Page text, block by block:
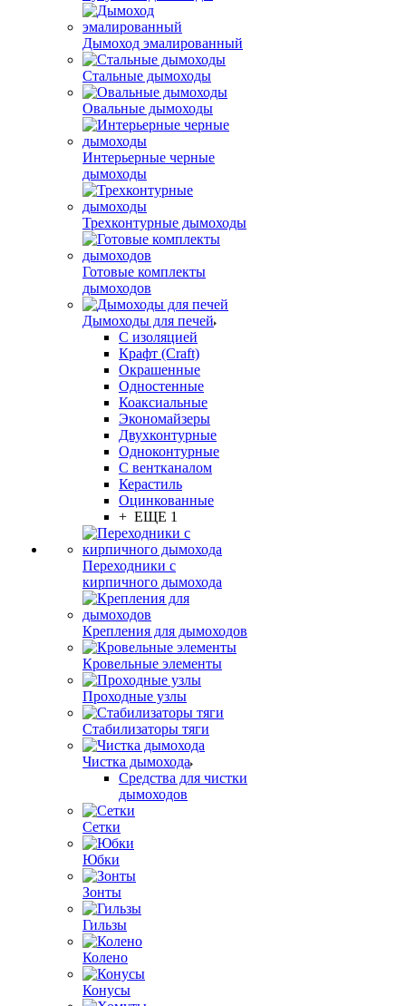
Дымоход эмалированный
Стальные дымоходы
Овальные дымоходы
Интерьерные черные
дымоходы
Трехконтурные дымоходы
Готовые комплекты
дымоходов
Дымоходы для печей
С изоляцией
Крафт (Craft)
Окрашенные
Одностенные
Коаксиальные
Экономайзеры
Двухконтурные
Одноконтурные
С вентканалом
Керастиль
Оцинкованные
+ ЕЩЕ 1
Переходники с
кирпичного дымохода
Крепления для дымоходов
Кровельные элементы
Проходные узлы
Стабилизаторы тяги
Чистка дымохода
Средства для чистки
дымоходов
Сетки
Юбки
Зонты
Гильзы
Колено
Конусы